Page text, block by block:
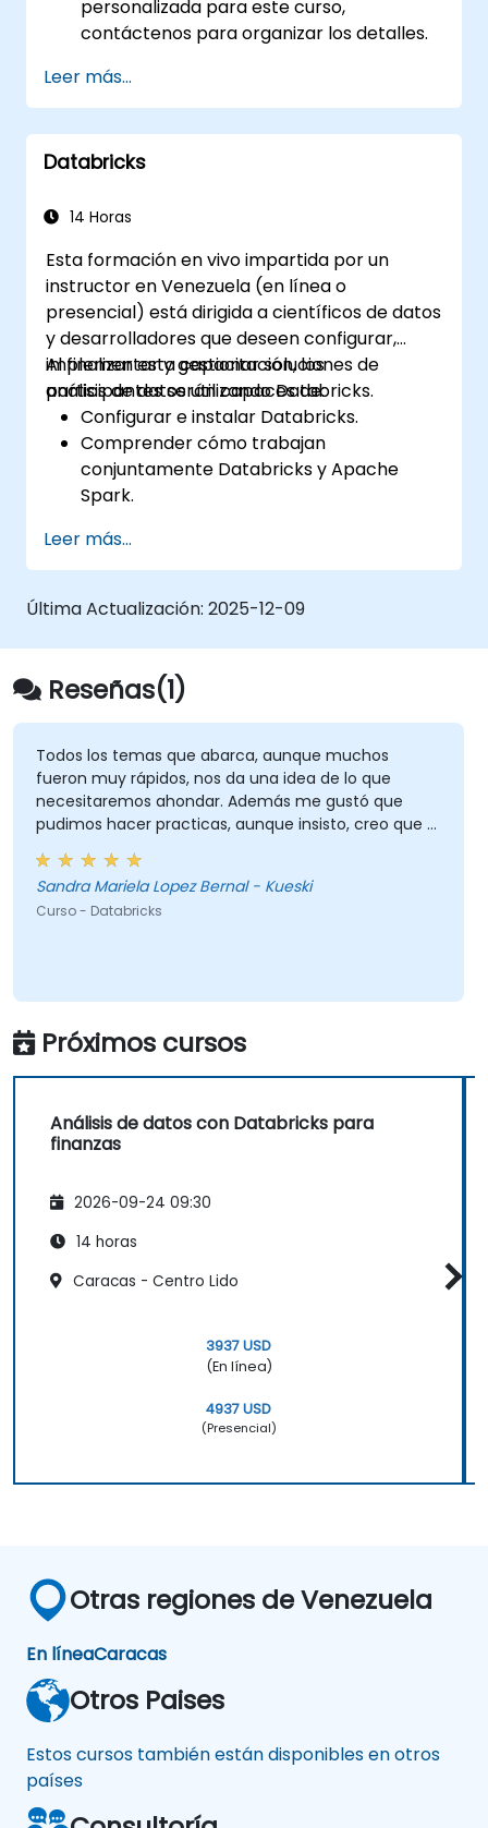
personalizada para este curso,
contáctenos para organizar los detalles.
Leer más...
Databricks
14 Horas
Esta formación en vivo impartida por un
instructor en Venezuela (en línea o
presencial) está dirigida a científicos de datos
y desarrolladores que deseen configurar,
implementar y gestionar soluciones de
análisis de datos utilizando Databricks.
Al finalizar esta capacitación, los
participantes serán capaces de:
Configurar e instalar Databricks.
Comprender cómo trabajan
conjuntamente Databricks y Apache
Spark.
en Databricks.
Leer más...
Última Actualización: 2025-12-09
Reseñas(1)
Todos los temas que abarca, aunque muchos
fueron muy rápidos, nos da una idea de lo que
necesitaremos ahondar. Además me gustó que
pudimos hacer practicas, aunque insisto, creo que el
curso amerita mas.
Sandra Mariela Lopez Bernal - Kueski
Curso - Databricks
Próximos cursos
Análisis de datos con Databricks para
finanzas
2026-09-24 09:30
14 horas
Caracas - Centro Lido
3937 USD
(En línea)
4937 USD
(Presencial)
Otras regiones de Venezuela
En líneaCaracas
Otros Paises
Estos cursos también están disponibles en otros
países